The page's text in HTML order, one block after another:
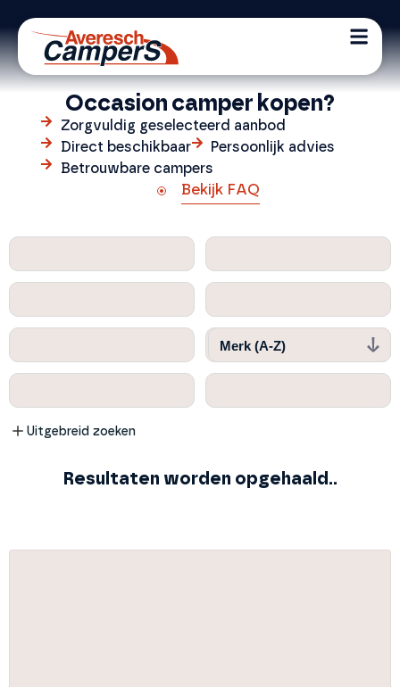
Occasion camper kopen?
Zorgvuldig geselecteerd aanbod
Direct beschikbaar
Persoonlijk advies
Betrouwbare campers
Bekijk FAQ
Uitgebreid zoeken
Resultaten worden opgehaald..